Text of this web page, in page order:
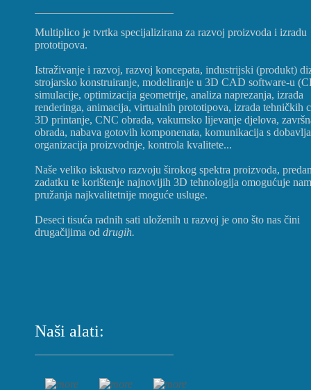
Multiplico je tvrtka specijalizirana za razvoj proizvoda i izradu
prototipova.
Istraživanje i razvoj, razvoj koncepata, industrijski (produkt)
strojarsko konstruiranje, modeliranje u 3D CAD software-u
simulacije, optimizacija geometrije, analiza naprezanja, izrada
renderinga, animacija, virtualnih prototipova, izrada tehničkih
3D printanje, CNC obrada, vakumsko lijevanje djelova,
obrada, nabava gotovih komponenata, komunikacija s
organizacija proizvodnje, kontrola kvalitete...
Naše veliko iskustvo razvoju širokog spektra proizvoda,
zadatku te korištenje najnovijih 3D tehnologija omogućuje nam
pružanja najkvalitetnije moguće usluge.
Deseci tisuća radnih sati uloženih u razvoj je ono što nas čini
drugačijima od drugih.
Naši alati: